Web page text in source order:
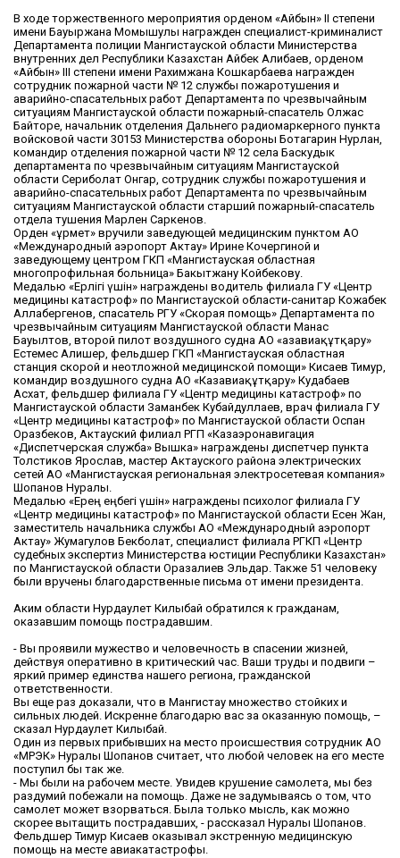
В ходе торжественного мероприятия орденом «Айбын» II степени
имени Бауыржана Момышулы награжден специалист-криминалист
Департамента полиции Мангистауской области Министерства
внутренних дел Республики Казахстан Айбек Алибаев, орденом
«Айбын» III степени имени Рахимжана Кошкарбаева награжден
сотрудник пожарной части № 12 службы пожаротушения и
аварийно-спасательных работ Департамента по чрезвычайным
ситуациям Мангистауской области пожарный-спасатель Олжас
Байторе, начальник отделения Дальнего радиомаркерного пункта
войсковой части 30153 Министерства обороны Ботагарин Нурлан,
командир отделения пожарной части № 12 села Баскудык
департамента по чрезвычайным ситуациям Мангистауской
области Сериболат Онгар, сотрудник службы пожаротушения и
аварийно-спасательных работ Департамента по чрезвычайным
ситуациям Мангистауской области старший пожарный-спасатель
отдела тушения Марлен Саркенов.
Орден «Құрмет» вручили заведующей медицинским пунктом АО
«Международный аэропорт Актау» Ирине Кочергиной и
заведующему центром ГКП «Мангистауская областная
многопрофильная больница» Бакытжану Койбекову.
Медалью «Ерлігі үшін» награждены водитель филиала ГУ «Центр
медицины катастроф» по Мангистауской области-санитар Кожабек
Аллабергенов, спасатель РГУ «Скорая помощь» Департамента по
чрезвычайным ситуациям Мангистауской области Манас
Бауылтов, второй пилот воздушного судна АО «Қазавиақұтқару»
Естемес Алишер, фельдшер ГКП «Мангистауская областная
станция скорой и неотложной медицинской помощи» Кисаев Тимур,
командир воздушного судна АО «Казавиақұтқару» Кудабаев
Асхат, фельдшер филиала ГУ «Центр медицины катастроф» по
Мангистауской области Заманбек Кубайдуллаев, врач филиала ГУ
«Центр медицины катастроф» по Мангистауской области Оспан
Оразбеков, Актауский филиал РГП «Казаэронавигация
«Диспетчерская служба» Вышка» награждены диспетчер пункта
Толстиков Ярослав, мастер Актауского района электрических
сетей АО «Мангистауская региональная электросетевая компания»
Шопанов Нуралы.
Медалью «Ерең еңбегі үшін» награждены психолог филиала ГУ
«Центр медицины катастроф» по Мангистауской области Есен Жан,
заместитель начальника службы АО «Международный аэропорт
Актау» Жумагулов Бекболат, специалист филиала РГКП «Центр
судебных экспертиз Министерства юстиции Республики Казахстан»
по Мангистауской области Оразалиев Эльдар. Также 51 человеку
были вручены благодарственные письма от имени президента.
Аким области Нурдаулет Килыбай обратился к гражданам,
оказавшим помощь пострадавшим.
- Вы проявили мужество и человечность в спасении жизней,
действуя оперативно в критический час. Ваши труды и подвиги –
яркий пример единства нашего региона, гражданской
ответственности.
Вы еще раз доказали, что в Мангистау множество стойких и
сильных людей. Искренне благодарю вас за оказанную помощь, –
сказал Нурдаулет Килыбай.
Один из первых прибывших на место происшествия сотрудник АО
«МРЭК» Нуралы Шопанов считает, что любой человек на его месте
поступил бы так же.
- Мы были на рабочем месте. Увидев крушение самолета, мы без
раздумий побежали на помощь. Даже не задумываясь о том, что
самолет может взорваться. Была только мысль, как можно
скорее вытащить пострадавших, - рассказал Нуралы Шопанов.
Фельдшер Тимур Кисаев оказывал экстренную медицинскую
помощь на месте авиакатастрофы.